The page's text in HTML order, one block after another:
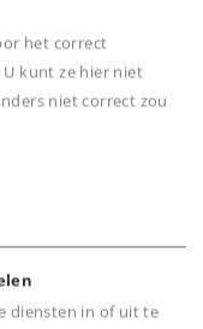
het correct
kunt ze hier niet
niet correct zou
diensten in of uit te